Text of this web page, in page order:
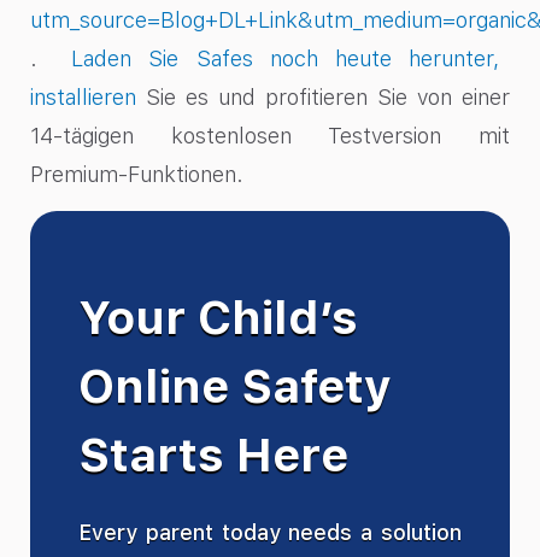
. Laden Sie Safes noch heute herunter,
installieren Sie es und profitieren Sie von einer
14-tägigen kostenlosen Testversion mit
Premium-Funktionen.
Your Child’s
Online Safety
Starts Here
Every parent today needs a solution